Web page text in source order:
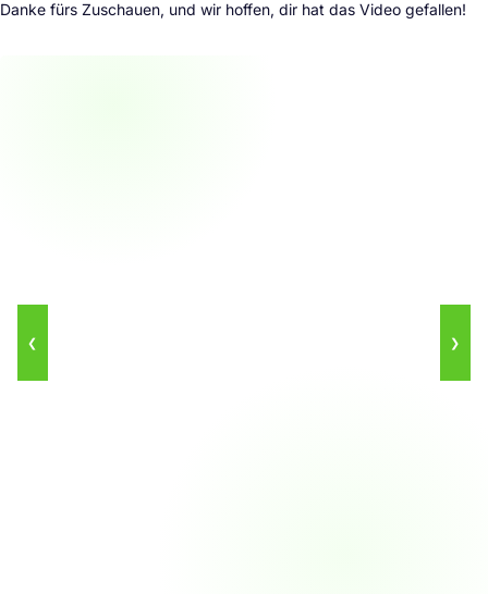
Danke fürs Zuschauen, und wir hoffen, dir hat das Video gefallen!
❮ ❯